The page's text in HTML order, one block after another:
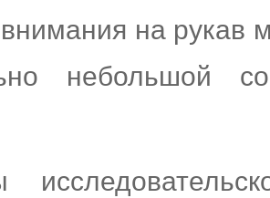
на рукав
небольшой